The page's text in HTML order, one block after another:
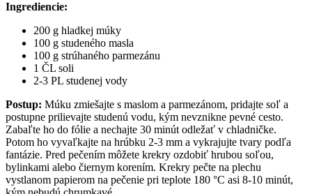
Ingrediencie:
200 g hladkej múky
100 g studeného masla
100 g strúhaného parmezánu
1 ČL soli
2-3 PL studenej vody
Postup: Múku zmiešajte s maslom a parmezánom, pridajte soľ a
postupne prilievajte studenú vodu, kým nevznikne pevné cesto.
Zabaľte ho do fólie a nechajte 30 minút odležať v chladničke.
Potom ho vyvaľkajte na hrúbku 2-3 mm a vykrajujte tvary podľa
fantázie. Pred pečením môžete krekry ozdobiť hrubou soľou,
bylinkami alebo čiernym korením. Krekry pečte na plechu
vystlanom papierom na pečenie pri teplote 180 °C asi 8-10 minút,